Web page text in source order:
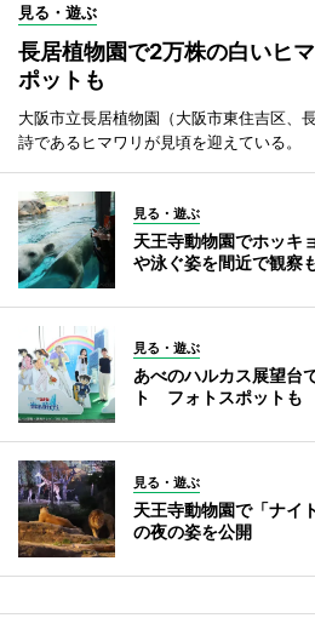
見る・遊ぶ
長居植物園で2万株の白いヒ
ポットも
大阪市立長居植物園（大阪市東住吉区、
詩であるヒマワリが見頃を迎えている。
見る・遊ぶ
天王寺動物園でホッ
や泳ぐ姿を間近で観察
見る・遊ぶ
あべのハルカス展望台
ト フォトスポットも
見る・遊ぶ
天王寺動物園で「ナ
の夜の姿を公開